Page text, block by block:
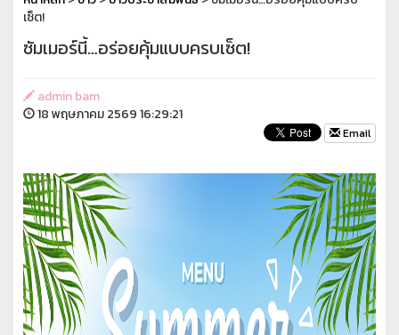
เซ็ต!
ซัมเมอร์นี้…อร่อยคุ้มแบบครบเซ็ต!
admin bam
18 พฤษภาคม 2569 16:29:21
Email